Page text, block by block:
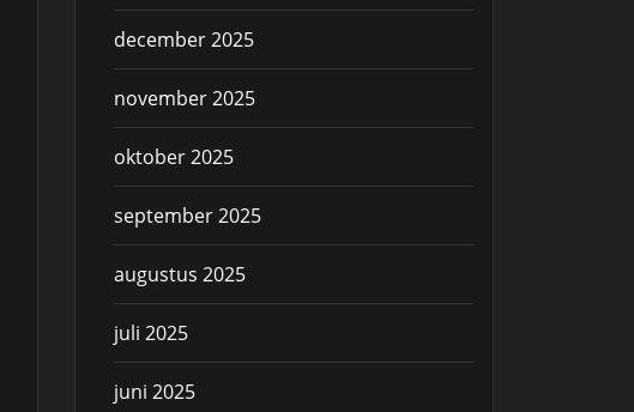
december 2025
november 2025
oktober 2025
september 2025
augustus 2025
juli 2025
juni 2025